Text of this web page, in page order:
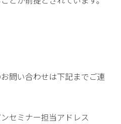
問い合わせは下記までご連
セミナー担当アドレス